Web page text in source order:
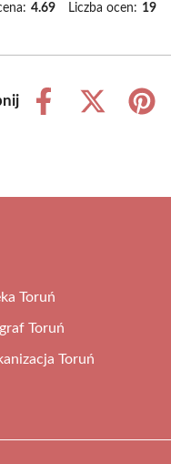
4.69 Liczba ocen: 19
Share
Share
Share
Toruń
Toruń
Toruń